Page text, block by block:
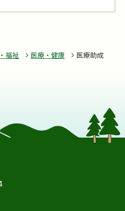
福祉 医療・健康 医療助成